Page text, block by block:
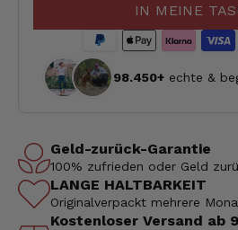
IN MEINE
98.450+ echte &
Geld-zurück-Garantie
100% zufrieden oder Geld
LANGE HALTBARKEIT
Originalverpackt mehrere
Kostenloser Versand ab